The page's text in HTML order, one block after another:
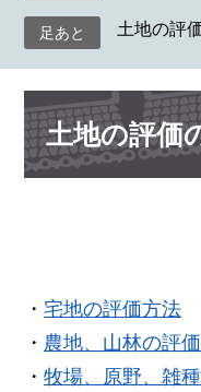
へ
土地の評
本
文 土地の評価
・ 宅地の評価方法
・ 農地、山林の評
・ 牧場、原野、雑